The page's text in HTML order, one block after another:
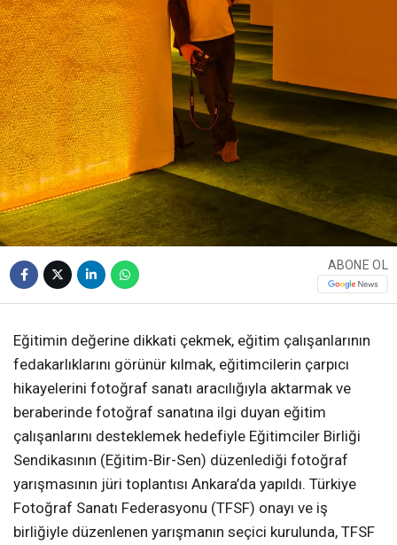
ABONE OL
Eğitimin değerine dikkati çekmek, eğitim çalışanlarının
fedakarlıklarını görünür kılmak, eğitimcilerin çarpıcı
hikayelerini fotoğraf sanatı aracılığıyla aktarmak ve
beraberinde fotoğraf sanatına ilgi duyan eğitim
çalışanlarını desteklemek hedefiyle Eğitimciler Birliği
Sendikasının (Eğitim-Bir-Sen) düzenlediği fotoğraf
yarışmasının jüri toplantısı Ankara’da yapıldı. Türkiye
Fotoğraf Sanatı Federasyonu (TFSF) onayı ve iş
birliğiyle düzenlenen yarışmanın seçici kurulunda, TFSF